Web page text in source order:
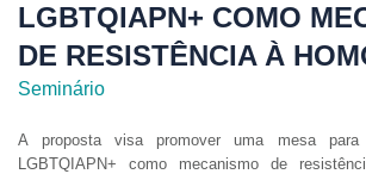
LGBTQIAPN+ COMO
DE RESISTÊNCIA À
Seminário
A proposta visa promover uma mesa
LGBTQIAPN+ como mecanismo de